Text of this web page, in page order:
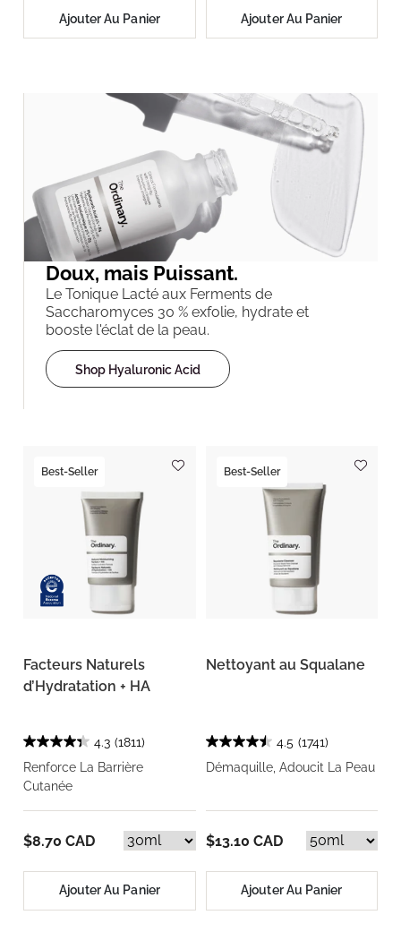
Ajouter Au Panier Ajouter Au Panier
Doux, mais Puissant.
Le Tonique Lacté aux Ferments de
Saccharomyces 30 % exfolie, hydrate et
booste l'éclat de la peau.
Shop Hyaluronic Acid
Best-Seller
Facteurs Naturels
d’Hydratation + HA
4.3 (1811)
Renforce La Barrière
Cutanée
$8.70 CAD
Ajouter Au Panier
Best-Seller
Nettoyant au Squalane
4.5 (1741)
Démaquille, Adoucit La Peau
$13.10 CAD
Ajouter Au Panier